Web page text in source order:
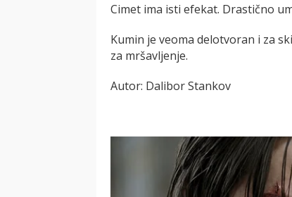
Cimet ima isti efekat. Drastično
Kumin je veoma delotvoran i za
za mršavljenje.
Autor: Dalibor Stankov